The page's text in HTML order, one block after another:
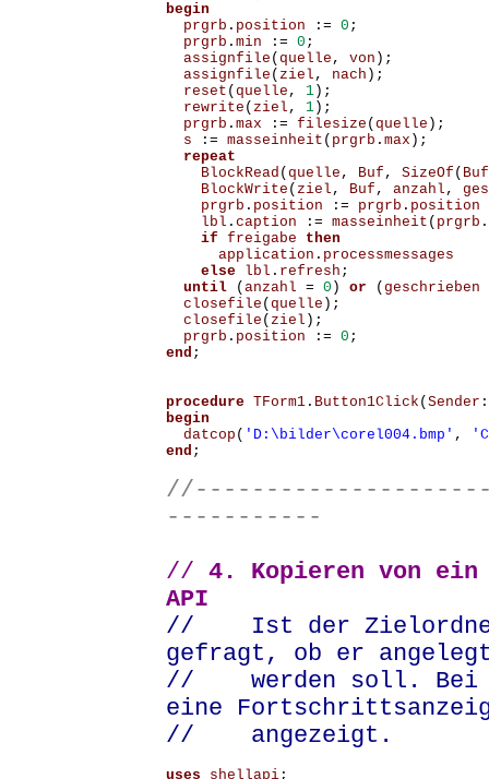
begin
prgrb . position := 0 ;
prgrb . min := 0 ;
assignfile ( quelle , von );
assignfile ( ziel , nach );
reset ( quelle , 1);
rewrite ( ziel , 1);
prgrb . max := filesize ( quelle );
s
:= masseinheit ( prgrb . max );
repeat
BlockRead ( quelle , Buf , SizeOf ( Buf
BlockWrite ( ziel , Buf , anzahl ,
prgrb . position := prgrb . position
lbl . caption := masseinheit ( prgrb .
if freigabe
then
application . processmessages
else
lbl . refresh ;
until
( anzahl = 0 ) or ( geschrieben
closefile ( quelle );
closefile ( ziel );
prgrb . position := 0 ;
end ;
procedure TForm1. Button1Click ( Sender :
begin
datcop ( 'D:\bilder\corel004.bmp' ,
end ;
-----------
// 4. Kopieren von ein
API
// Ist der Zielordner
gefragt, ob er
// werden soll. Bei
eine
// angezeigt.
uses shellapi;